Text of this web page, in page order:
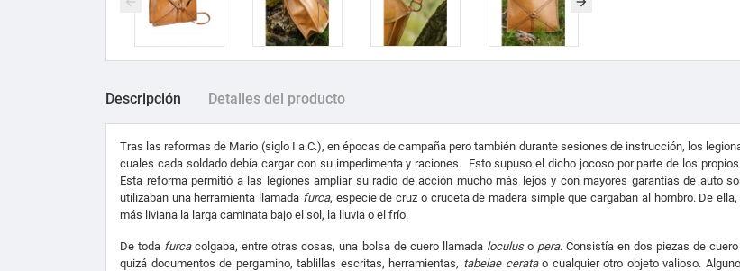
Descripción Detalles del producto
Tras las reformas de Mario (siglo I a.C.), en épocas de campaña pero también durante sesiones de instrucción, los
cuales cada soldado debía cargar con su impedimenta y raciones. Esto supuso el dicho jocoso por parte de los
Esta reforma permitió a las legiones ampliar su radio de acción mucho más lejos y con mayores garantías de auto
utilizaban una herramienta llamada furca, especie de cruz o cruceta de madera simple que cargaban al hombro. De
más liviana la larga caminata bajo el sol, la lluvia o el frío.
De toda furcacolgaba, entre otras cosas, una bolsa de cuero llamada loculuso pera. Consistía en dos piezas de
quizá documentos de pergamino, tablillas escritas, herramientas, tabelae ceratao cualquier otro objeto valioso.